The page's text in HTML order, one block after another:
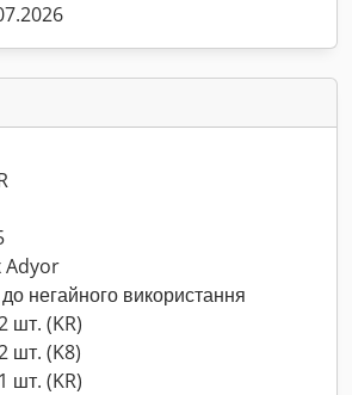
Adyor
негайного використання
шт. (KR)
шт. (K8)
шт. (KR)